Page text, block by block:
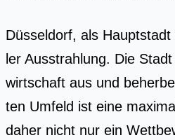
Düs­sel­dorf, als
ler Aus­strah­lung. Die
wirt­schaft aus und
ten Umfeld ist eine
daher nicht nur ein